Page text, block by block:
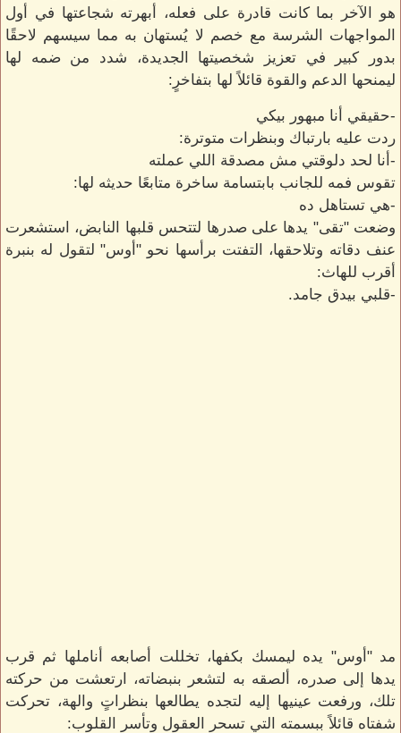
هو الآخر بما كانت قادرة على فعله، أبهرته شجاعتها في أول
المواجهات الشرسة مع خصم لا يُستهان به مما سيسهم لاحقًا
بدور كبير في تعزيز شخصيتها الجديدة، شدد من ضمه لها
ليمنحها الدعم والقوة قائلاً لها بتفاخرٍ:
-حقيقي أنا مبهور بيكي
ردت عليه بارتباك وبنظرات متوترة:
-أنا لحد دلوقتي مش مصدقة اللي عملته
تقوس فمه للجانب بابتسامة ساخرة متابعًا حديثه لها:
-هي تستاهل ده
وضعت "تقى" يدها على صدرها لتتحس قلبها النابض، استشعرت
عنف دقاته وتلاحقها، التفتت برأسها نحو "أوس" لتقول له بنبرة
أقرب للهاث:
-قلبي بيدق جامد.
مد "أوس" يده ليمسك بكفها، تخللت أصابعه أناملها ثم قرب
يدها إلى صدره، ألصقه به لتشعر بنبضاته، ارتعشت من حركته
تلك، ورفعت عينيها إليه لتجده يطالعها بنظراتٍ والهة، تحركت
شفتاه قائلاً ببسمته التي تسحر العقول وتأسر القلوب: